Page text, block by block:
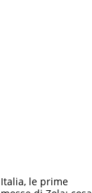
Italia, le prime